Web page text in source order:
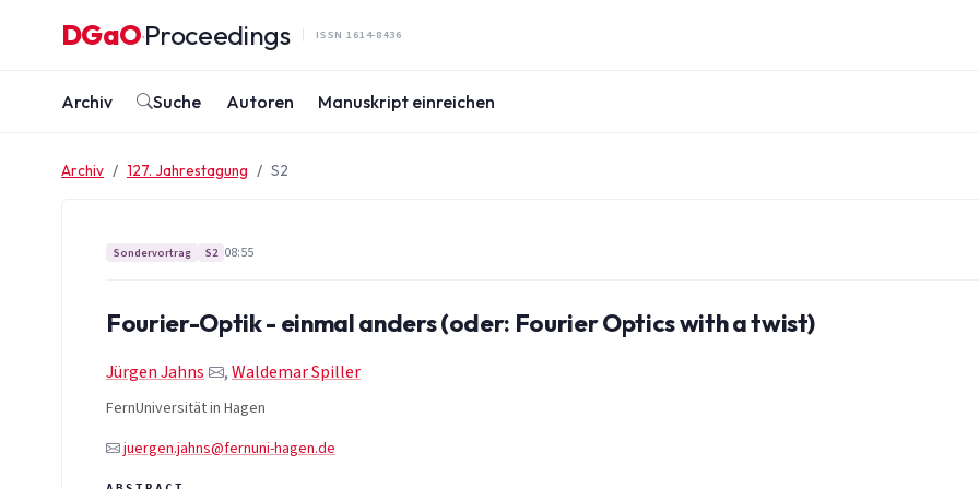
DGaO·Proceedings ISSN 1614-8436
Archiv Suche Autoren Manuskript einreichen
Archiv 127. Jahrestagung S2
Sondervortrag S2 08:55
Fourier-Optik - einmal anders (oder: Fourier Optics with a twist)
Jürgen Jahns ,Waldemar Spiller
FernUniversität in Hagen
juergen.jahns@fernuni-hagen.de